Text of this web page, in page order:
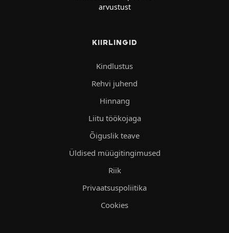
arvustust
KIIRLINGID
Kindlustus
Rehvi juhend
Hinnang
Liitu töökojaga
Õiguslik teave
Üldised müügitingimused
Riik
Privaatsuspoliitika
Cookies